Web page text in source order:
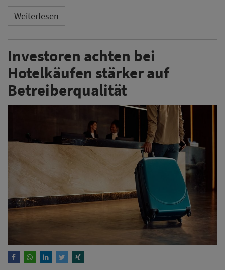
Weiterlesen
Investoren achten bei
Hotelkäufen stärker auf
Betreiberqualität